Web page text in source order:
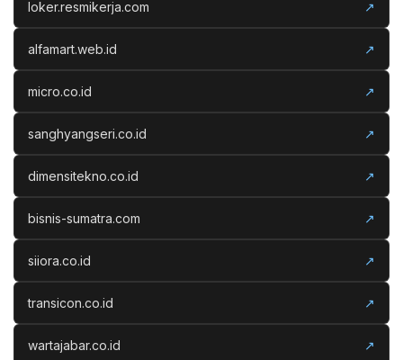
loker.resmikerja.com ↗
alfamart.web.id ↗
micro.co.id ↗
sanghyangseri.co.id ↗
dimensitekno.co.id ↗
bisnis-sumatra.com ↗
siiora.co.id ↗
transicon.co.id ↗
wartajabar.co.id ↗